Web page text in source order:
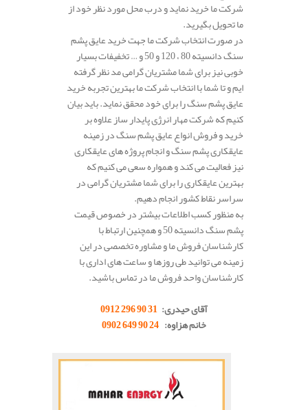
شرکت ما خرید نماید و درب محل مورد نظر خود از
ما تحویل بگیرید.
در صورت انتخاب شرکت ما جهت خرید عایق پشم
سنگ دانسیته 80 ، 120 و 50 و … تخفیفات بسیار
خوبی نیز برای شما مشتریان گرامی مد نظر گرفته
ایم و تا شما با انتخاب شرکت ما بهترین تجربه خرید
عایق پشم سنگ را برای خود محقق نماید. باید بیان
کنیم که شرکت مهار انرژی پایدار ساز علاوه بر
خرید و فروش انواع عایق پشم سنگ در زمینه
عایقکاری پشم سنگ و انجام پروژه های عایقکاری
نیز فعالیت می کند و همواره سعی می کنیم که
بهترین عایقکاری را برای شما مشتریان گرامی در
سراسر نقاط کشور انجام دهیم.
به منظور کسب اطلاعات بیشتر در خصوص قیمت
پشم سنگ دانسیته 50 و همچنین ارتباط با
کارشناسان فروش ما و مشاوره تخصصی در این
زمینه می توانید طی روزها و ساعت های اداری با
کارشناسان واحد فروش ما در تماس باشید.
آقای حیدری: 31 90 296 0912
خانم هزاوه: 24 90 649 0902